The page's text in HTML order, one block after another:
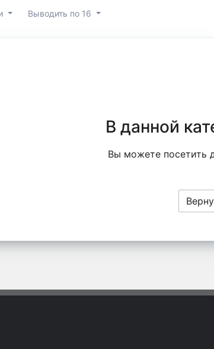
Выводить по 16
В данной
Вы можете посетить